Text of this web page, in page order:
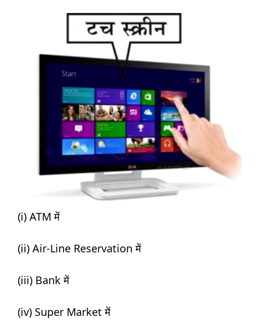
(i) ATM में
(ii) Air-Line Reservation में
(iii) Bank में
(iv) Super Market में